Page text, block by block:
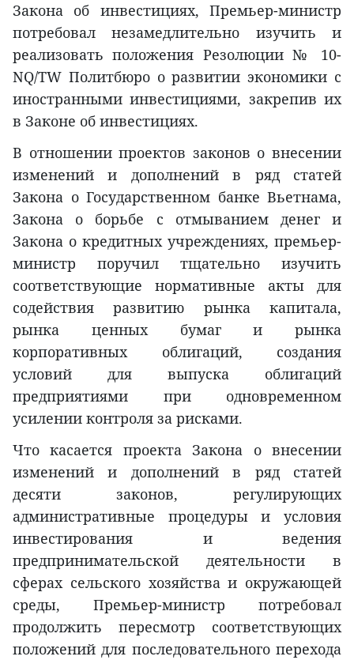
Закона об инвестициях, Премьер-министр
потребовал незамедлительно изучить и
реализовать положения Резолюции № 10-
NQ/TW Политбюро о развитии экономики с
иностранными инвестициями, закрепив их
в Законе об инвестициях.
В отношении проектов законов о внесении
изменений и дополнений в ряд статей
Закона о Государственном банке Вьетнама,
Закона о борьбе с отмыванием денег и
Закона о кредитных учреждениях, премьер-
министр поручил тщательно изучить
соответствующие нормативные акты для
содействия развитию рынка капитала,
рынка ценных бумаг и рынка
корпоративных облигаций, создания
условий для выпуска облигаций
предприятиями при одновременном
усилении контроля за рисками.
Что касается проекта Закона о внесении
изменений и дополнений в ряд статей
десяти законов, регулирующих
административные процедуры и условия
инвестирования и ведения
предпринимательской деятельности в
сферах сельского хозяйства и окружающей
среды, Премьер-министр потребовал
продолжить пересмотр соответствующих
положений для последовательного перехода